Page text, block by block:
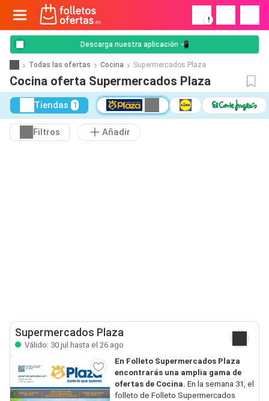
!
Descarga nuestra aplicación 📲
Todas las ofertas Cocina Supermercados Plaza
Cocina oferta Supermercados Plaza
Tiendas 1
Filtros Añadir
Supermercados Plaza
Válido: 30 jul hasta el 26 ago
En Folleto Supermercados Plaza
encontrarás una amplia gama de
ofertas de Cocina. En la semana 31, el
folleto de Folleto Supermercados